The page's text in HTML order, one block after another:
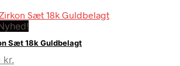
Sæt 18k Guldbelagt
kr.